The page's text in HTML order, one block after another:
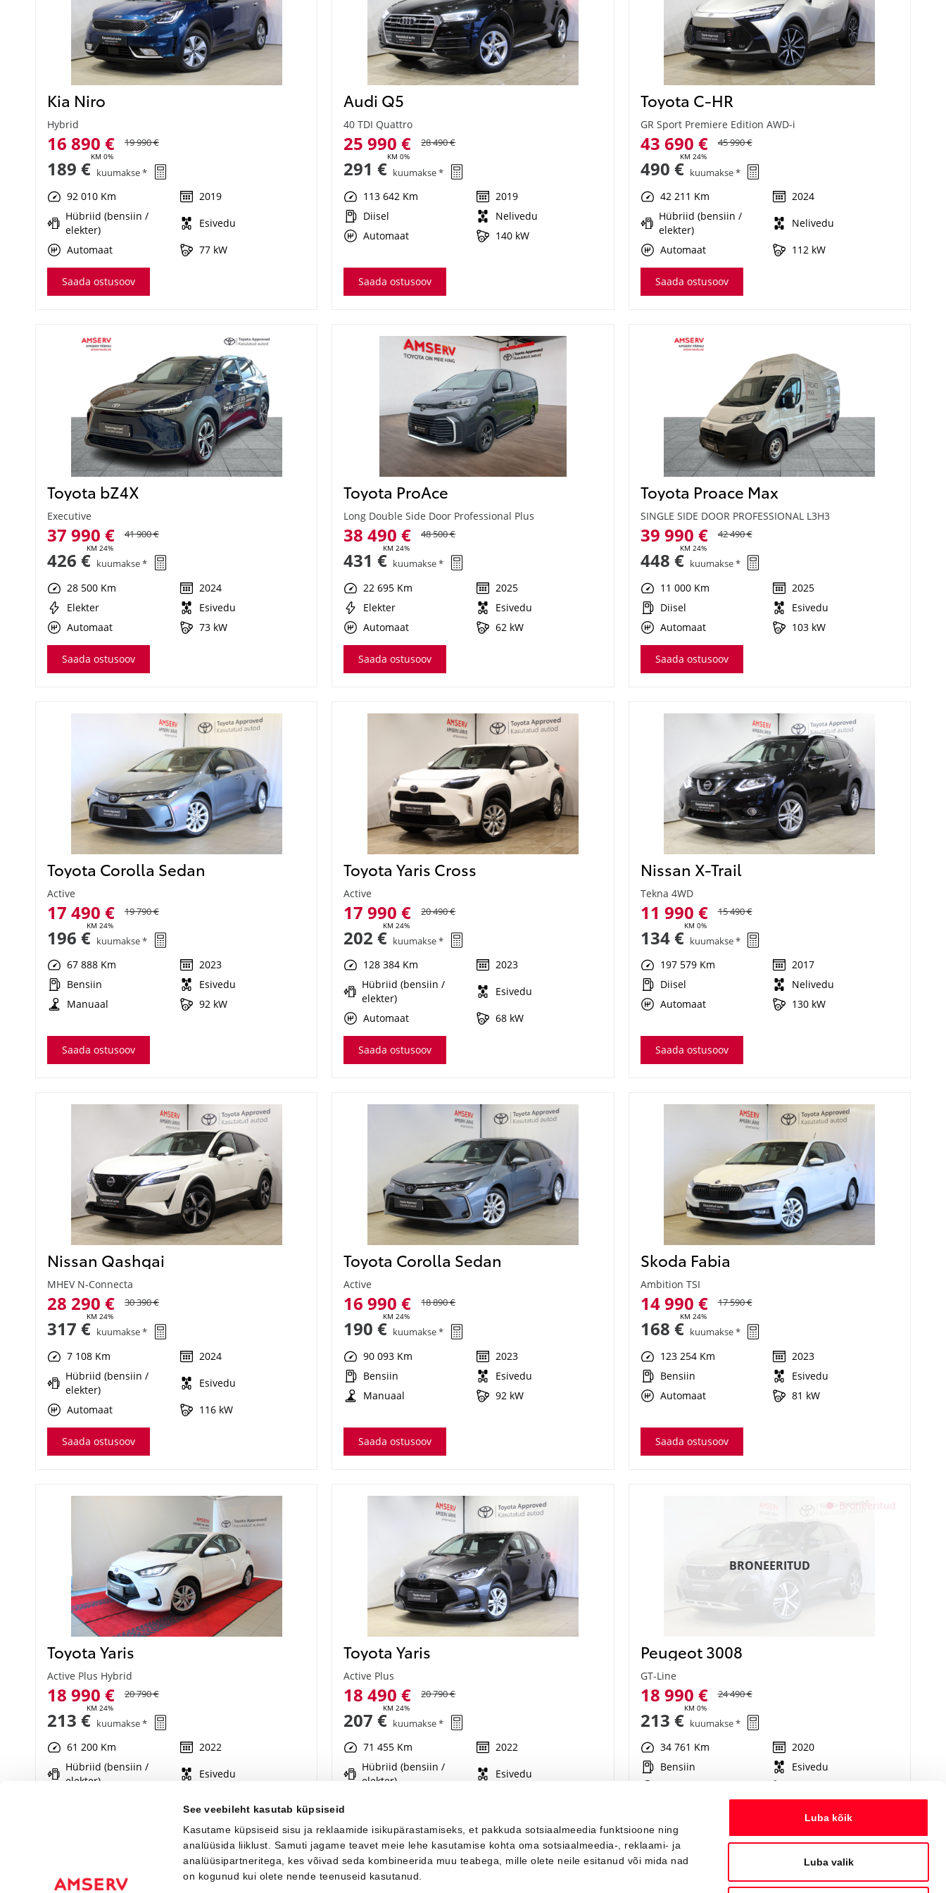
See veebileht kasutab küpsiseid
Kasutame küpsiseid sisu ja reklaamide isikupärastamiseks, et pakkuda sotsiaalmeedia funktsioone ning
analüüsida liiklust. Samuti jagame teavet meie lehe kasutamise kohta oma sotsiaalmeedia-, reklaami- ja
analüüsipartneritega, kes võivad seda kombineerida muu teabega, mille olete neile esitanud või mida nad
on kogunud kui olete nende teenuseid kasutanud.
Luba kõik
Luba valik
Kia Niro
Hybrid
16 890 €
KM 0%
19 990 €
189 € kuumakse *
92 010 Km
2019
Hübriid (bensiin /
elekter)
Esivedu
Automaat
77 kW
Saada ostusoov
Audi Q5
40 TDI Quattro
25 990 €
KM 0%
28 490 €
291 € kuumakse *
113 642 Km
2019
Diisel
Nelivedu
Automaat
140 kW
Saada ostusoov
Toyota C-HR
GR Sport Premiere Edition AWD-i
43 690 €
KM 24%
45 990 €
490 € kuumakse *
42 211 Km
2024
Hübriid (bensiin /
elekter)
Nelivedu
Automaat
112 kW
Saada ostusoov
Toyota bZ4X
Executive
37 990 €
KM 24%
41 900 €
426 € kuumakse *
28 500 Km
2024
Elekter
Esivedu
Automaat
73 kW
Saada ostusoov
Toyota ProAce
Long Double Side Door Professional Plus
38 490 €
KM 24%
48 500 €
431 € kuumakse *
22 695 Km
2025
Elekter
Esivedu
Automaat
62 kW
Saada ostusoov
Toyota Proace Max
SINGLE SIDE DOOR PROFESSIONAL L3H3
39 990 €
KM 24%
42 490 €
448 € kuumakse *
11 000 Km
2025
Diisel
Esivedu
Automaat
103 kW
Saada ostusoov
Toyota Corolla Sedan
Active
17 490 €
KM 24%
19 790 €
196 € kuumakse *
67 888 Km
2023
Bensiin
Esivedu
Manuaal
92 kW
Saada ostusoov
Toyota Yaris Cross
Active
17 990 €
KM 24%
20 490 €
202 € kuumakse *
128 384 Km
2023
Hübriid (bensiin /
elekter)
Esivedu
Automaat
68 kW
Saada ostusoov
Nissan X-Trail
Tekna 4WD
11 990 €
KM 0%
15 490 €
134 € kuumakse *
197 579 Km
2017
Diisel
Nelivedu
Automaat
130 kW
Saada ostusoov
Nissan Qashqai
MHEV N-Connecta
28 290 €
KM 24%
30 390 €
317 € kuumakse *
7 108 Km
2024
Hübriid (bensiin /
elekter)
Esivedu
Automaat
116 kW
Saada ostusoov
Toyota Corolla Sedan
Active
16 990 €
KM 24%
18 890 €
190 € kuumakse *
90 093 Km
2023
Bensiin
Esivedu
Manuaal
92 kW
Saada ostusoov
Skoda Fabia
Ambition TSI
14 990 €
KM 24%
17 590 €
168 € kuumakse *
123 254 Km
2023
Bensiin
Esivedu
Automaat
81 kW
Saada ostusoov
Toyota Yaris
Active Plus Hybrid
18 990 €
KM 24%
20 790 €
213 € kuumakse *
61 200 Km
2022
Hübriid (bensiin /
elekter)
Esivedu
Toyota Yaris
Active Plus
18 490 €
KM 24%
20 790 €
207 € kuumakse *
71 455 Km
2022
Hübriid (bensiin /
elekter)
Esivedu
Saada ostusoov
Broneeritud
BRONEERITUD
Peugeot 3008
GT-Line
18 990 €
KM 0%
24 490 €
213 € kuumakse *
34 761 Km
2020
Bensiin
Esivedu
Saada ostusoov